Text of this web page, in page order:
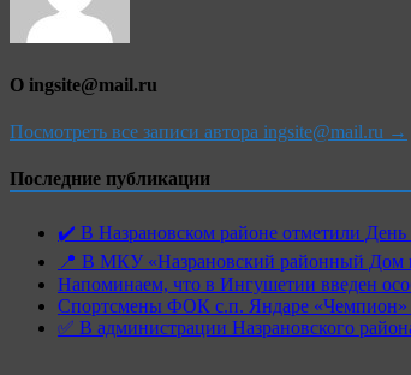
О ingsite@mail.ru
Посмотреть все записи автора ingsite@mail.ru →
Последние публикации
✔️ В Назрановском районе отметили
📍 В МКУ «Назрановский районный Дом
Напоминаем, что в Ингушетии введен
Спортсмены ФОК с.п. Яндаре «Чемпион»
✅ В администрации Назрановского